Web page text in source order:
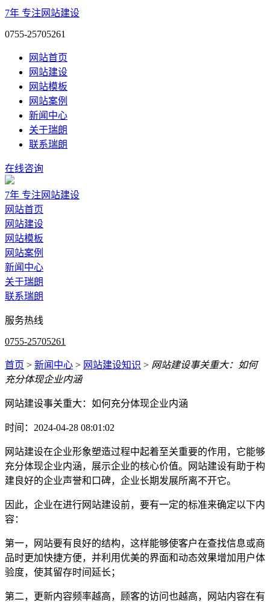
7年 专注网站建设
0755-25705261
网站首页
网站建设
网站模板
网站案例
新闻中心
关于瑞朗
联系瑞朗
在线咨询
7年 专注网站建设
网站首页
网站建设
网站模板
网站案例
新闻中心
关于瑞朗
联系瑞朗
服务热线
0755-25705261
首页 > 新闻中心 > 网站建设知识 > 网站建设事关重大：如何
充分体现企业内涵
网站建设事关重大：如何充分体现企业内涵
时间：2024-04-28 08:01:02
网站建设在企业形象塑造过程中起着至关重要的作用，它能够
充分体现企业内涵，展示企业的核心价值。网站建设有助于构
建良好的企业声誉和口碑，企业长期发展所离不开它。
因此，企业在进行网站建设前，要有一定的标准来确定以下内
容：
第一，网站要有良好的结构，这样能够使客户在查找信息或商
品时更加快捷方便，并利用优美的界面和动态效果增加用户体
验度，使其留存时间延长；
第二，更新内容频率越高，顾客的访问也越高，网站内容在有